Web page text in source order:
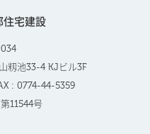
住宅建設
籾池33-4 KJビル3F
: 0774-44-5359
11544号